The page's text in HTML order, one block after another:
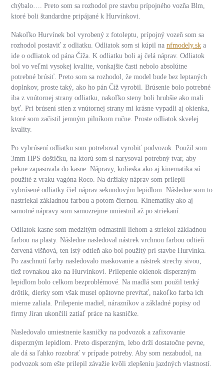
chýbalo…. Preto som sa rozhodol pre stavbu prípojného vozňa Blm,
ktoré boli štandardne pripájané k Hurvínkovi.
Nakoľko Hurvínek bol vyrobený z fotoleptu, prípojný vozeň som sa
rozhodol postaviť z odliatku. Odliatok som si kúpil na nfmodely.sk a
ide o odliatok od pána Číža. K odliatku boli aj čelá náprav. Odliatok
bol vo veľmi vysokej kvalite, vonkajšie časti nebolo absolútne
potrebné brúsiť. Preto som sa rozhodol, že model bude bez leptaných
doplnkov, proste taký, ako ho pán Číž vyrobil. Brúsenie bolo potrebné
iba z vnútornej strany odliatku, nakoľko steny boli hrubšie ako mali
byť. Pri brúsení stien z vnútornej strany mi krásne vypadli aj okienka,
ktoré som začistil jemným pilníkom ručne. Proste odliatok skvelej
kvality.
Po vybrúsení odliatku som potreboval vyrobiť podvozok. Použil som
3mm HPS doštičku, na ktorú som si narysoval potrebný tvar, aby
pekne zapasovala do kasne. Nápravy, kolieska ako aj kinematika sú
použité z vraku vagóna Roco. Na držiaky náprav som prilepil
vybrúsené odliatky čiel náprav sekundovým lepidlom. Následne som to
nastriekal základnou farbou a potom čiernou. Kinematiky ako aj
samotné nápravy som samozrejme umiestnil až po striekaní.
Odliatok kasne som medzitým odmastnil liehom a striekol základnou
farbou na plasty. Následne nasledoval nástrek vrchnou farbou odtieň
červená višňová, ten istý odtieň ako bol použítý pri stavbe Hurvínka.
Po zaschnutí farby nasledovalo maskovanie a nástrek strechy sivou,
tiež rovnakou ako na Hurvínkovi. Prilepenie okienok disperzným
lepidlom bolo celkom bezproblémové. Na madlá som použil tenký
drôtik, dierky som však musel opätovne prevŕtať, nakoľko farba ich
mierne zaliala. Prilepenie madiel, nárazníkov a základné popisy od
firmy Jíran ukončili zatiaľ práce na kasničke.
Nasledovalo umiestnenie kasničky na podvozok a zafixovanie
disperzným lepidlom. Preto disperzným, lebo drží dostatočne pevne,
ale dá sa ľahko rozobrať v prípade potreby. Aby som nezabudol, na
podvozok som ešte prilepil závažie kvôli zlepšeniu jazdných vlastností.